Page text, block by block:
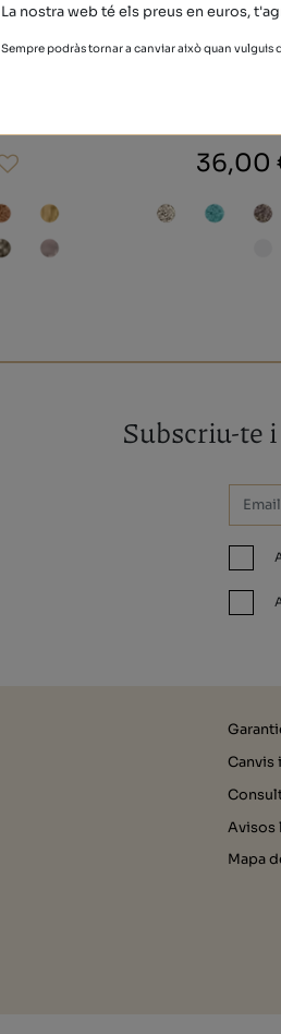
36,00
Subscriu-te
Canvis
Avisos
Mapa
La nostra web té els preus en euros,
Sempre podràs tornar a canviar això quan vulguis